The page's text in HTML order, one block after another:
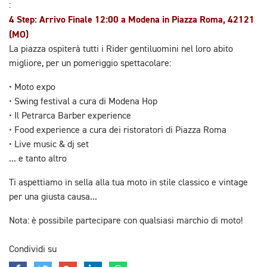
:
4 Step: Arrivo Finale 12:00 a Modena in Piazza Roma, 42121
(MO)
La piazza ospiterà tutti i Rider gentiluomini nel loro abito
migliore, per un pomeriggio spettacolare:
• Moto expo
• Swing festival a cura di Modena Hop
• Il Petrarca Barber experience
• Food experience a cura dei ristoratori di Piazza Roma
• Live music & dj set
... e tanto altro
Ti aspettiamo in sella alla tua moto in stile classico e vintage
per una giusta causa...
Nota: è possibile partecipare con qualsiasi marchio di moto!
Condividi su